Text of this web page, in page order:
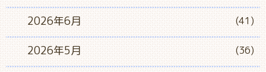
2026年6月 (41)
2026年5月 (36)